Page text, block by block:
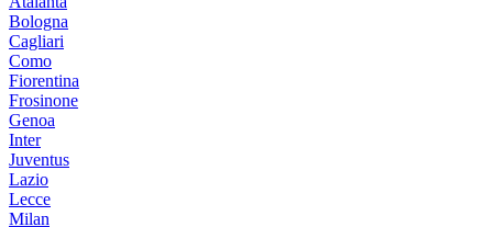
Bologna
Cagliari
Como
Fiorentina
Frosinone
Genoa
Inter
Juventus
Lazio
Lecce
Milan